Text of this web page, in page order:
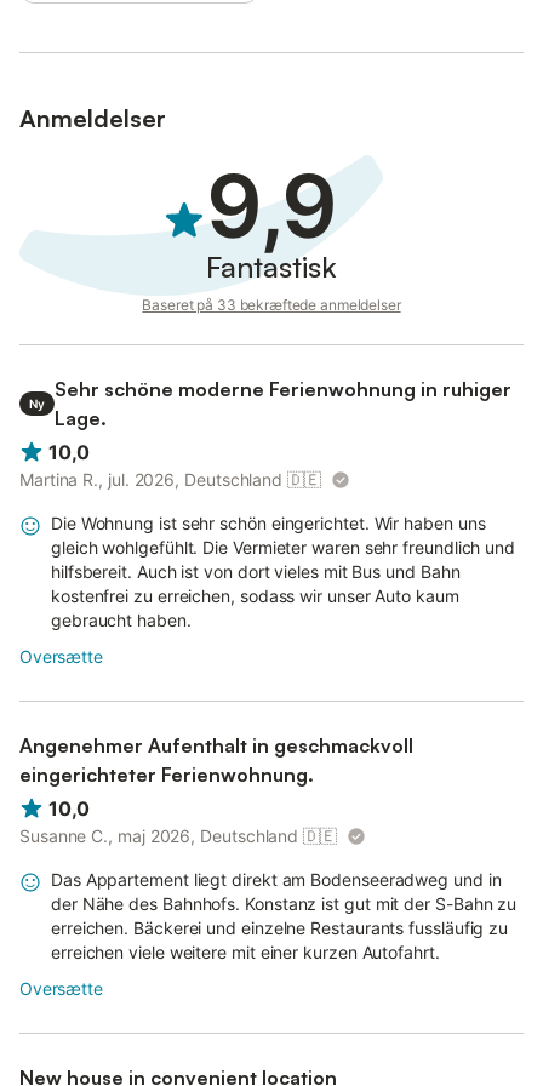
Anmeldelser
9,9
Fantastisk
Baseret på 33 bekræftede anmeldelser
Ny
Sehr schöne moderne Ferienwohnung in ruhiger
Lage.
10,0
Martina R., jul. 2026, Deutschland 🇩🇪
Die Wohnung ist sehr schön eingerichtet. Wir haben uns
gleich wohlgefühlt. Die Vermieter waren sehr freundlich und
hilfsbereit. Auch ist von dort vieles mit Bus und Bahn
kostenfrei zu erreichen, sodass wir unser Auto kaum
gebraucht haben.
Oversætte
Angenehmer Aufenthalt in geschmackvoll
eingerichteter Ferienwohnung.
10,0
Susanne C., maj 2026, Deutschland 🇩🇪
Das Appartement liegt direkt am Bodenseeradweg und in
der Nähe des Bahnhofs. Konstanz ist gut mit der S-Bahn zu
erreichen. Bäckerei und einzelne Restaurants fussläufig zu
erreichen viele weitere mit einer kurzen Autofahrt.
Oversætte
New house in convenient location